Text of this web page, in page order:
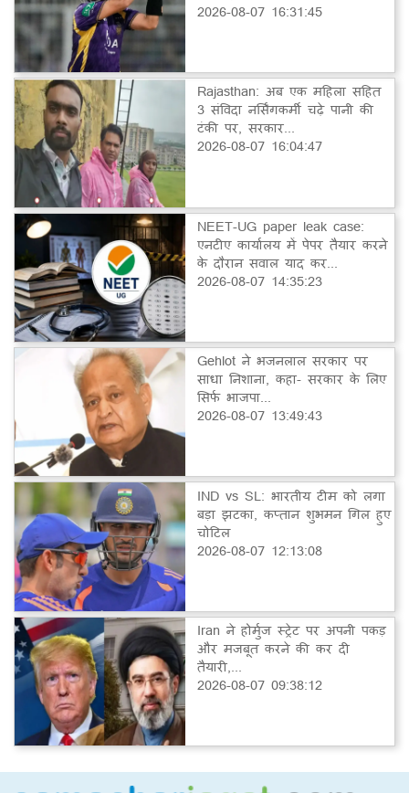
2026-08-07 16:31:45
Rajasthan: अब एक महिला सहित
3 संविदा नर्सिंगकर्मी चढ़े पानी की
टंकी पर, सरकार...
2026-08-07 16:04:47
NEET-UG paper leak case:
एनटीए कार्यालय में पेपर तैयार करने
के दौरान सवाल याद कर...
2026-08-07 14:35:23
Gehlot ने भजनलाल सरकार पर
साधा निशाना, कहा- सरकार के लिए
सिर्फ भाजपा...
2026-08-07 13:49:43
IND vs SL: भारतीय टीम को लगा
बड़ा झटका, कप्तान शुभमन गिल हुए
चोटिल
2026-08-07 12:13:08
Iran ने होर्मुज स्ट्रेट पर अपनी पकड़
और मजबूत करने की कर दी
तैयारी,...
2026-08-07 09:38:12